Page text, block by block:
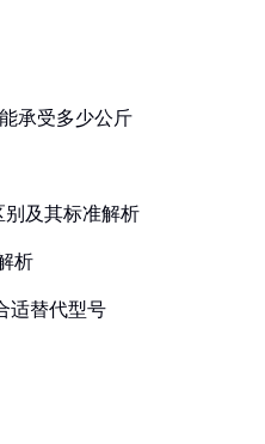
承受多少公斤
别及其标准解析
析
适替代型号